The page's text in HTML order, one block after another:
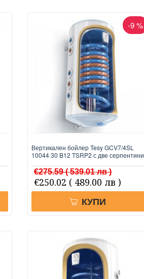
-9 %
Вертикален бойлер Tesy GCV7/4SL
10044 30 B12 TSRP2 с две серпентини
€275.59( 539.01 лв )
€250.02 ( 489.00 лв )
КУПИ